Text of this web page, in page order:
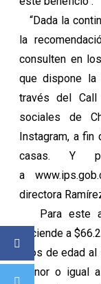
“Dada la
la
consulten en
que dispone
través del
sociales de
Instagram, a
casas. Y
a
directora
Para este
asciende a
años de edad
menor o igual